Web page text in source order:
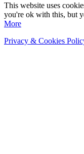
This website uses
you're ok with this, but
More
Privacy & Cookies